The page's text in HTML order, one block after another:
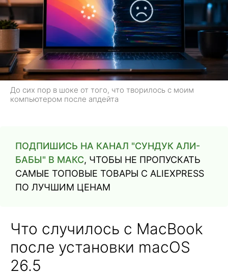
До сих пор в шоке от того, что творилось с моим
компьютером после апдейта
ПОДПИШИСЬ НА КАНАЛ "СУНДУК АЛИ-
БАБЫ" В МАКС, ЧТОБЫ НЕ ПРОПУСКАТЬ
САМЫЕ ТОПОВЫЕ ТОВАРЫ С ALIEXPRESS
ПО ЛУЧШИМ ЦЕНАМ
Что случилось с MacBook
после установки macOS
26.5